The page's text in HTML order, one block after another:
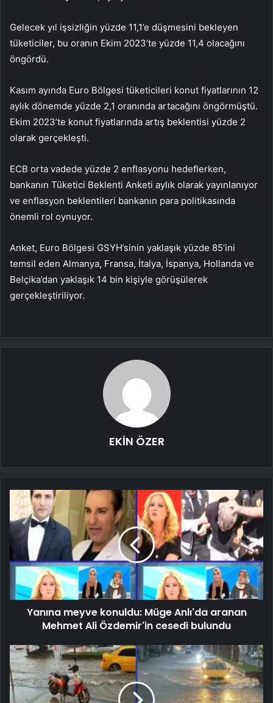
Gelecek yıl işsizliğin yüzde 11,1’e düşmesini bekleyen
tüketiciler, bu oranın Ekim 2023’te yüzde 11,4 olacağını
öngördü.
Kasım ayında Euro Bölgesi tüketicileri konut fiyatlarının 12
aylık dönemde yüzde 2,1 oranında artacağını öngörmüştü.
Ekim 2023’te konut fiyatlarında artış beklentisi yüzde 2
olarak gerçekleşti.
ECB orta vadede yüzde 2 enflasyonu hedeflerken,
bankanın Tüketici Beklenti Anketi aylık olarak yayınlanıyor
ve enflasyon beklentileri bankanın para politikasında
önemli rol oynuyor.
Anket, Euro Bölgesi GSYH’sinin yaklaşık yüzde 85’ini
temsil eden Almanya, Fransa, İtalya, İspanya, Hollanda ve
Belçika’dan yaklaşık 14 bin kişiyle görüşülerek
gerçekleştiriliyor.
EKİN ÖZER
Yanına meyve konuldu: Müge Anlı'da aranan
Mehmet Ali Özdemir'in cesedi bulundu